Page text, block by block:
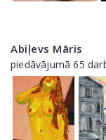
Abiļevs Māris
piedāvājumā 65